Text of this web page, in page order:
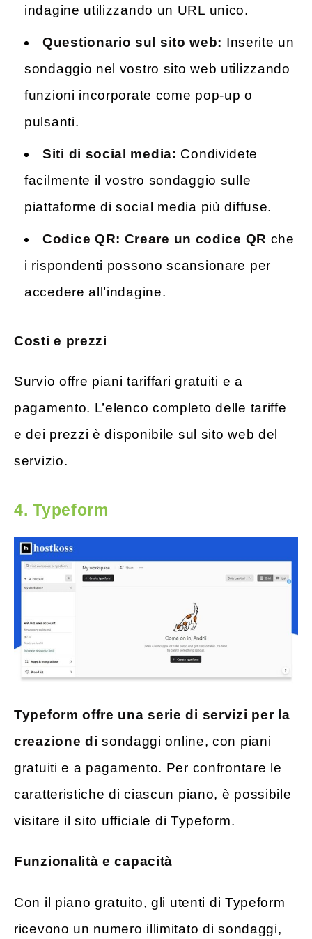
indagine utilizzando un URL unico.
Questionario sul sito web: Inserite un
sondaggio nel vostro sito web utilizzando
funzioni incorporate come pop-up o
pulsanti.
Siti di social media: Condividete
facilmente il vostro sondaggio sulle
piattaforme di social media più diffuse.
Codice QR: Creare un codice QR che
i rispondenti possono scansionare per
accedere all’indagine.
Costi e prezzi
Survio offre piani tariffari gratuiti e a
pagamento. L’elenco completo delle tariffe
e dei prezzi è disponibile sul sito web del
servizio.
4. Typeform
Typeform offre una serie di servizi per la
creazione di sondaggi online, con piani
gratuiti e a pagamento. Per confrontare le
caratteristiche di ciascun piano, è possibile
visitare il sito ufficiale di Typeform.
Funzionalità e capacità
Con il piano gratuito, gli utenti di Typeform
ricevono un numero illimitato di sondaggi,